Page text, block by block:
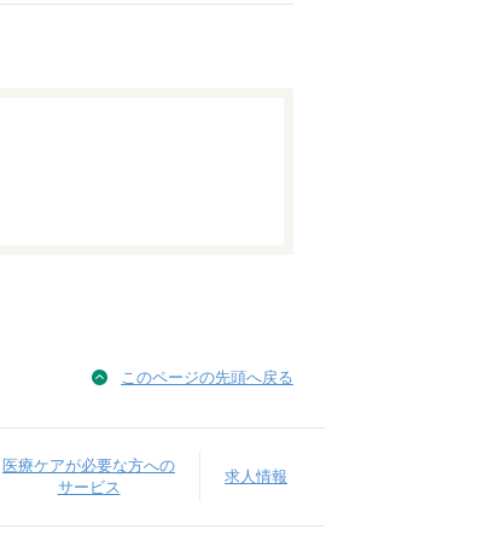
このページの先頭へ戻る
医療ケアが必要な方への
サービス
求人情報